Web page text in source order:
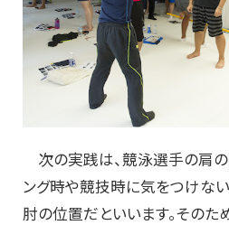
次の実践は、競泳選手の肩の
ング時や競技時に気をつけな
肘の位置だといいます。そのた